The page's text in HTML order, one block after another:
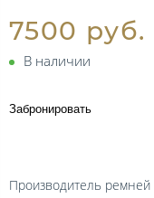
7500 руб.
В наличии
Забронировать
Производитель ремней